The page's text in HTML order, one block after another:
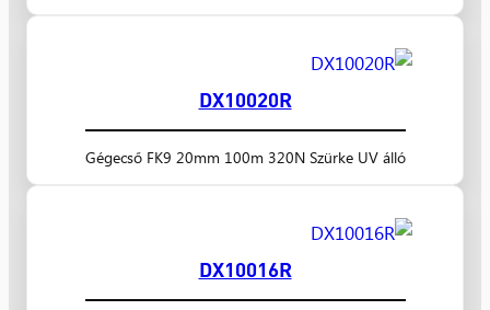
DX10020R
Gégecső FK9 20mm 100m 320N Szürke UV álló
DX10016R